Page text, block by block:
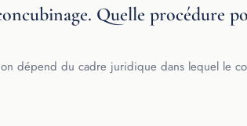
Quelle procédure
dépend du cadre juridique dans lequel le